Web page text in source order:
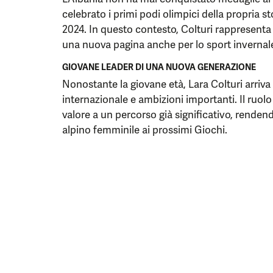
celebrato i primi podi olimpici della propria
2024. In questo contesto, Colturi
una nuova pagina anche per lo sport
GIOVANE LEADER DI UNA NUOVA GENERAZIONE
Nonostante la giovane età, Lara Colturi
internazionale e ambizioni importanti. Il
valore a un percorso già significativo,
alpino femminile ai prossimi Giochi.